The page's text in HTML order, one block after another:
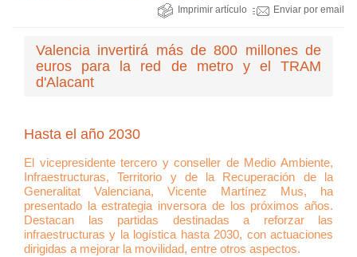
Imprimir artículo Enviar por email
Valencia invertirá más de 800 millones de
euros para la red de metro y el TRAM
d'Alacant
Hasta el año 2030
El vicepresidente tercero y conseller de Medio Ambiente,
Infraestructuras, Territorio y de la Recuperación de la
Generalitat Valenciana, Vicente Martínez Mus, ha
presentado la estrategia inversora de los próximos años.
Destacan las partidas destinadas a reforzar las
infraestructuras y la logística hasta 2030, con actuaciones
dirigidas a mejorar la movilidad, entre otros aspectos.